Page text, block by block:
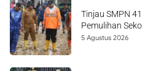
Tinjau SMPN
Pemulihan
5 Agustus 2026